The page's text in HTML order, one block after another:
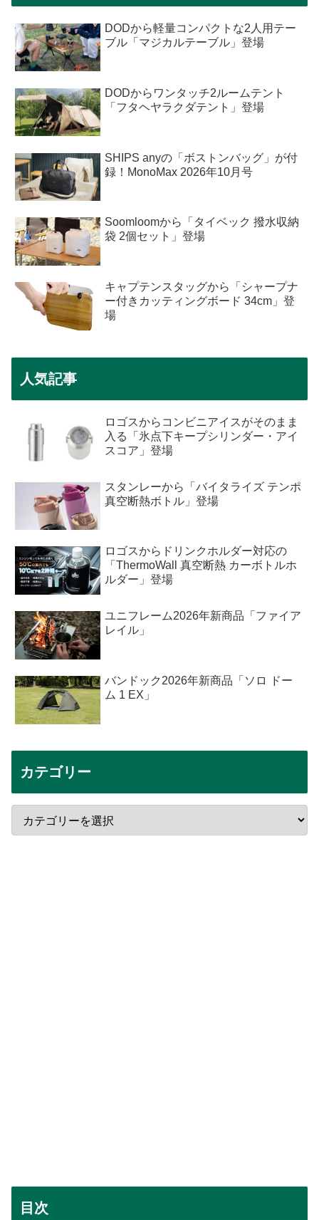
DODから軽量コンパクトな2人用テー
ブル「マジカルテーブル」登場
DODからワンタッチ2ルームテント
「フタヘヤラクダテント」登場
SHIPS anyの「ボストンバッグ」が付
録！MonoMax 2026年10月号
Soomloomから「タイベック 撥水収納
袋 2個セット」登場
キャプテンスタッグから「シャープナ
ー付きカッティングボード 34cm」登
場
人気記事
ロゴスからコンビニアイスがそのまま
入る「氷点下キープシリンダー・アイ
スコア」登場
スタンレーから「バイタライズ テンポ
真空断熱ボトル」登場
ロゴスからドリンクホルダー対応の
「ThermoWall 真空断熱 カーボトルホ
ルダー」登場
ユニフレーム2026年新商品「ファイア
レイル」
バンドック2026年新商品「ソロ ドー
ム 1 EX」
カテゴリー
目次